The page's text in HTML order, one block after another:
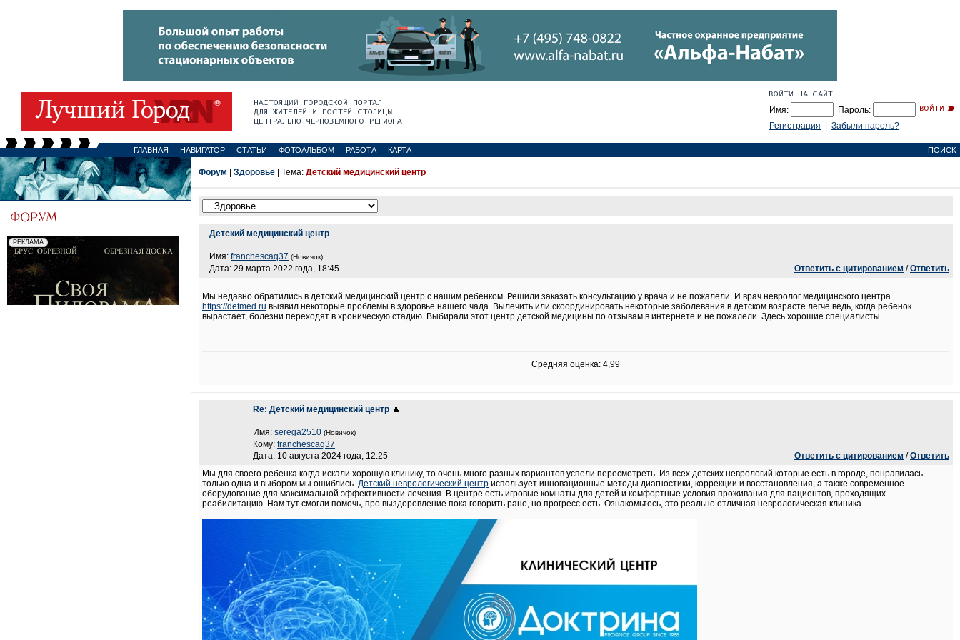
Имя:
Пароль:
Регистрация
Забыли пароль?
ГЛАВНАЯ НАВИГАТОР СТАТЬИ ФОТОАЛЬБОМ РАБОТА КАРТА ПОИСК
Форум Здоровье | Тема: Детский медицинский центр
Детский медицинский центр
Имя: franchescaq37 (Новичок)
Дата: 29 марта 2022 года, 18:45 Ответить с цитированием /Ответить
Мы недавно обратились в детский медицинский центр с нашим ребенком. Решили заказать консультацию у врача и не пожалели. И врач невролог медицинского центра
https://detmed.ru выявил некоторые проблемы в здоровье нашего чада. Вылечить или скоординировать некоторые заболевания в детском возрасте легче ведь, когда ребенок
вырастает, болезни переходят в хроническую стадию. Выбирали этот центр детской медицины по отзывам в интернете и не пожалели. Здесь хорошие специалисты.
Средняя оценка: 4,99
Re: Детский медицинский центр
Имя: serega2510 (Новичок)
Кому: franchescaq37
Дата: 10 августа 2024 года, 12:25
Ответить с цитированием /Ответить
Мы для своего ребенка когда искали хорошую клинику, то очень много разных вариантов успели пересмотреть. Из всех детских неврологий которые есть в городе, понравилась
только одна и выбором мы ошиблись. Детский неврологический центр использует инновационные методы диагностики, коррекции и восстановления, а также современное
оборудование для максимальной эффективности лечения. В центре есть игровые комнаты для детей и комфортные условия проживания для пациентов, проходящих
реабилитацию. Нам тут смогли помочь, про выздоровление пока говорить рано, но прогресс есть. Ознакомьтесь, это реально отличная неврологическая клиника.